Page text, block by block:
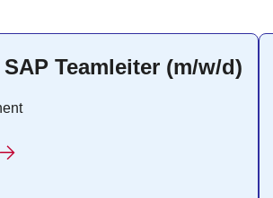
SAP Teamleiter (m/w/d)